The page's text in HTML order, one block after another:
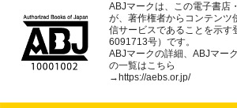
ABJマークは、この電子書店
が、著作権者からコンテンツ
信サービスであることを示す
6091713号）です。
ABJマークの詳細、ABJマー
の一覧はこちら
→ https://aebs.or.jp/